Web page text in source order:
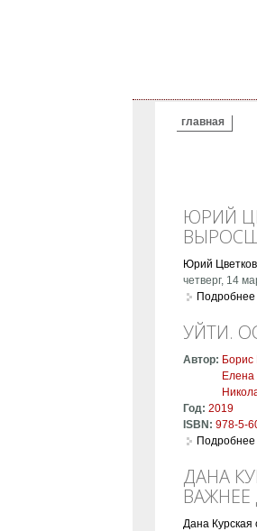
ВЫ ЗДЕСЬ
главная
ЮРИЙ
Юрий
четверг, 14
Подробнее
УЙТИ.
Автор: Борис
Елена
Год: 2019
ISBN: 978-5-
Подробнее
ДАНА
ВАЖНЕЕ
Дана Курская